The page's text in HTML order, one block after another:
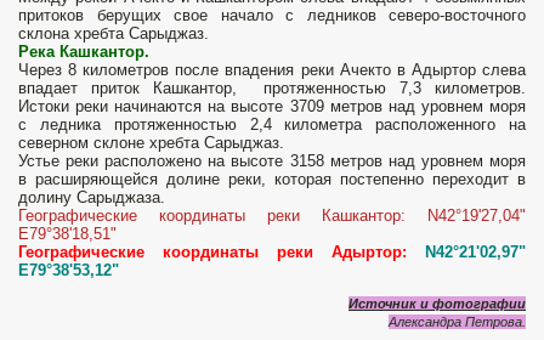
притоков берущих свое начало с ледников северо-восточного
склона хребта Сарыджаз.
Река Кашкантор.
Через 8 километров после впадения реки Ачекто в Адыртор слева
впадает приток Кашкантор, протяженностью 7,3 километров.
Истоки реки начинаются на высоте 3709 метров над уровнем моря
с ледника протяженностью 2,4 километра расположенного на
северном склоне хребта Сарыджаз.
Устье реки расположено на высоте 3158 метров над уровнем моря
в расширяющейся долине реки, которая постепенно переходит в
долину Сарыджаза.
Географические координаты реки Кашкантор: N42°19'27,04"
E79°38'18,51"
Географические координаты реки Адыртор:
N42°21'02,97"
E79°38'53,12"
Источник и фотографии
Александра Петрова.